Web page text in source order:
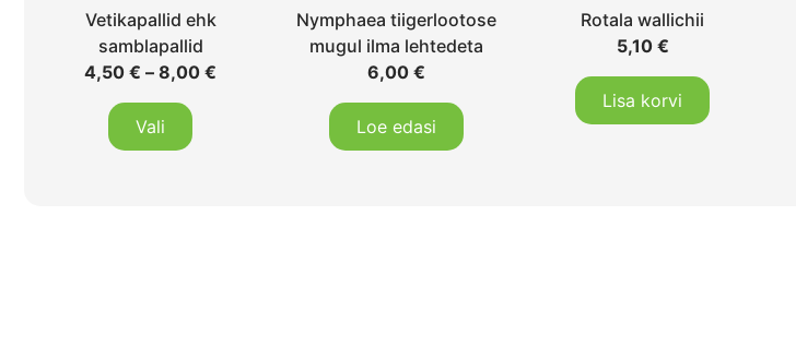
Vetikapallid ehk
samblapallid
4,50€ – 8,00€
Vali
Nymphaea tiigerlootose
mugul ilma lehtedeta
6,00€
Loe edasi
Rotala wallichii
5,10 €
Lisa korvi